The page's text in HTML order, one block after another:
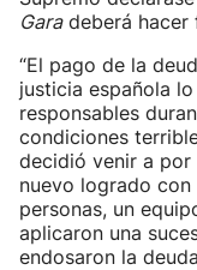
Garadeberá hacer
“El pago de la
justicia española
responsables
condiciones
decidió venir a por
nuevo logrado
personas, un
aplicaron una
endosaron la